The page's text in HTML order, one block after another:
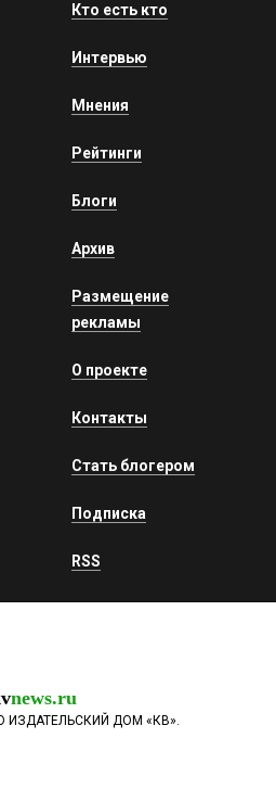
Кто есть кто
Интервью
Мнения
Рейтинги
Блоги
Архив
Размещение
рекламы
О проекте
Контакты
Стать блогером
Подписка
RSS
news.ru
ИЗДАТЕЛЬСКИЙ ДОМ «КВ».